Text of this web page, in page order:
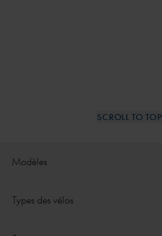
SCROLL TO TOP
Ouvrir le menu déroulant pour
Modèles
Ultimate
Ouvrir le menu déroulant pour
Types des vélos
Vélos électriques